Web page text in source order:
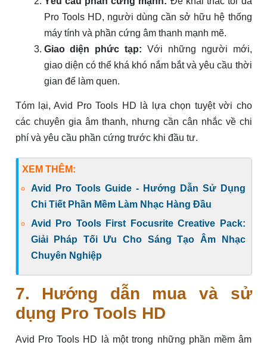
Pro Tools HD, người dùng cần sở hữu hệ thống
máy tính và phần cứng âm thanh mạnh mẽ.
Giao diện phức tạp: Với những người mới,
giao diện có thể khá khó nắm bắt và yêu cầu thời
gian để làm quen.
Tóm lại, Avid Pro Tools HD là lựa chọn tuyệt vời cho
các chuyên gia âm thanh, nhưng cần cân nhắc về chi
phí và yêu cầu phần cứng trước khi đầu tư.
XEM THÊM:
Avid Pro Tools Guide - Hướng Dẫn Sử Dụng
Chi Tiết Phần Mềm Làm Nhạc Hàng Đầu
Avid Pro Tools First Focusrite Creative Pack:
Giải Pháp Tối Ưu Cho Sáng Tạo Âm Nhạc
Chuyên Nghiệp
7. Hướng dẫn mua và sử
dụng Pro Tools HD
Avid Pro Tools HD là một trong những phần mềm âm